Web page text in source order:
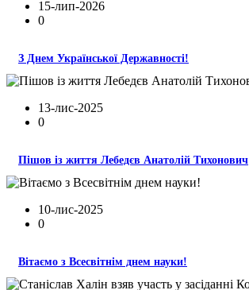
15-лип-2026
0
З Днем Української Державності!
13-лис-2025
0
Пішов із життя Лебедєв Анатолій Тихонович
10-лис-2025
0
Вітаємо з Всесвітнім днем науки!